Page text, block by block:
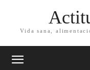
Vida sana,